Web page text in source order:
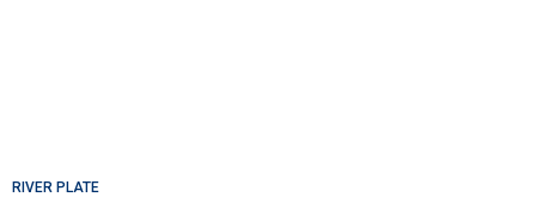
RIVER PLATE